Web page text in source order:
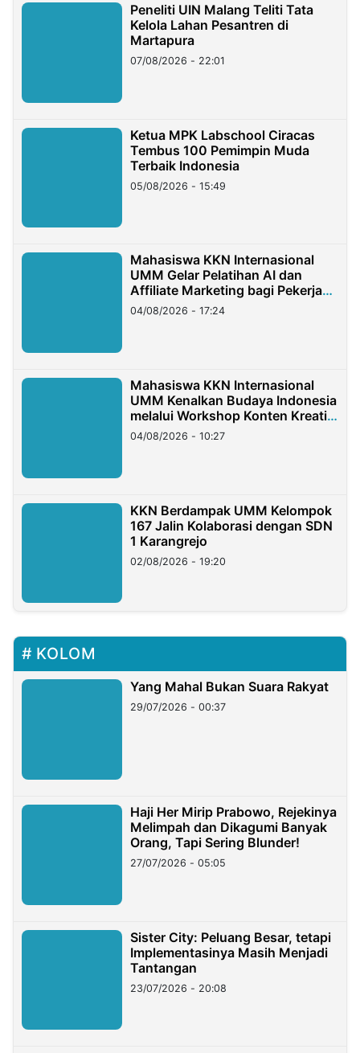
Peneliti UIN Malang Teliti Tata
Kelola Lahan Pesantren di
Martapura
07/08/2026 - 22:01
Ketua MPK Labschool Ciracas
Tembus 100 Pemimpin Muda
Terbaik Indonesia
05/08/2026 - 15:49
Mahasiswa KKN Internasional
UMM Gelar Pelatihan AI dan
Affiliate Marketing bagi Pekerja
Migran Indonesia di Taiwan
04/08/2026 - 17:24
Mahasiswa KKN Internasional
UMM Kenalkan Budaya Indonesia
melalui Workshop Konten Kreatif
di Taiwan
04/08/2026 - 10:27
KKN Berdampak UMM Kelompok
167 Jalin Kolaborasi dengan SDN
1 Karangrejo
02/08/2026 - 19:20
KOLOM
Yang Mahal Bukan Suara Rakyat
29/07/2026 - 00:37
Haji Her Mirip Prabowo, Rejekinya
Melimpah dan Dikagumi Banyak
Orang, Tapi Sering Blunder!
27/07/2026 - 05:05
Sister City: Peluang Besar, tetapi
Implementasinya Masih Menjadi
Tantangan
23/07/2026 - 20:08